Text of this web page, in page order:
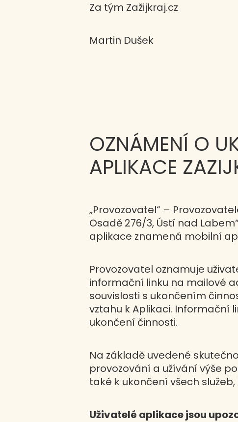
Za tým Zažijkraj.cz
Martin Dušek
OZNÁMENÍ O
APLIKACE
„Provozovatel“ –
Osadě 276/3, Ústí nad
aplikace znamená mobilní
Provozovatel oznamuje
informační linku na mailové
souvislosti s ukončením
vztahu k Aplikaci. Informační
ukončení činnosti.
Na základě uvedené
provozování a užívání výše
také k ukončení všech
Uživatelé aplikace jsou